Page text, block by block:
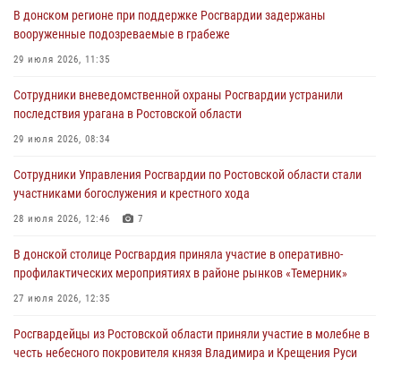
В донском регионе при поддержке Росгвардии задержаны
вооруженные подозреваемые в грабеже
29 июля 2026, 11:35
Сотрудники вневедомственной охраны Росгвардии устранили
последствия урагана в Ростовской области
29 июля 2026, 08:34
Сотрудники Управления Росгвардии по Ростовской области стали
участниками богослужения и крестного хода
28 июля 2026, 12:46 7
В донской столице Росгвардия приняла участие в оперативно-
профилактических мероприятиях в районе рынков «Темерник»
27 июля 2026, 12:35
Росгвардейцы из Ростовской области приняли участие в молебне в
честь небесного покровителя князя Владимира и Крещения Руси